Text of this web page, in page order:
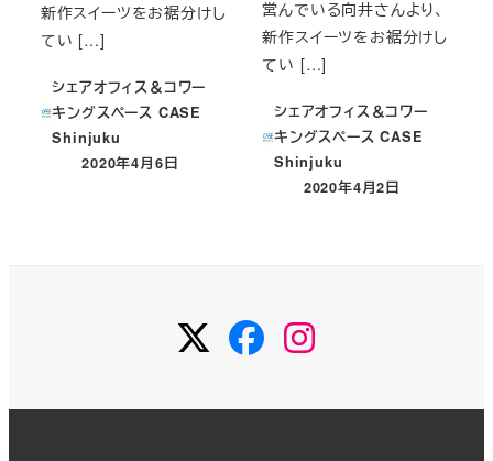
新作スイーツをお裾分けし
てい […]
シェアオフィス＆コワー
キングスペース CASE
Shinjuku
投稿日
2020年4月6日
営んでいる向井さんより、
新作スイーツをお裾分けし
てい […]
シェアオフィス＆コワー
キングスペース CASE
Shinjuku
投稿日
2020年4月2日
TwitterFacebook